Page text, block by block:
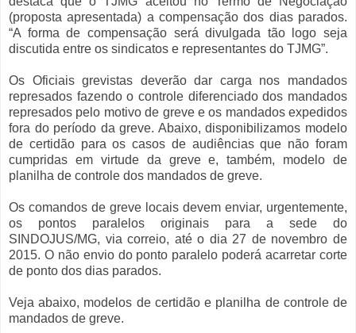
(proposta apresentada) a compensação dos dias parados.
“A forma de compensação será divulgada tão logo seja
discutida entre os sindicatos e representantes do TJMG”.
Os Oficiais grevistas deverão dar carga nos mandados
represados fazendo o controle diferenciado dos mandados
represados pelo motivo de greve e os mandados expedidos
fora do período da greve. Abaixo, disponibilizamos modelo
de certidão para os casos de audiências que não foram
cumpridas em virtude da greve e, também, modelo de
planilha de controle dos mandados de greve.
Os comandos de greve locais devem enviar, urgentemente,
os pontos paralelos originais para a sede do
SINDOJUS/MG, via correio, até o dia 27 de novembro de
2015. O não envio do ponto paralelo poderá acarretar corte
de ponto dos dias parados.
Veja abaixo, modelos de certidão e planilha de controle de
mandados de greve.